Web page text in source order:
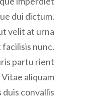
dui dictum.
velit at urna
nunc.
partu rient
aliquam
convallis.